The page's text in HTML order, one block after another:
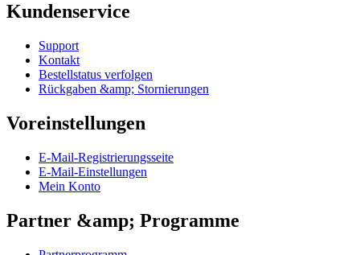
Kundenservice
Support
Kontakt
Bestellstatus verfolgen
Rückgaben &amp; Stornierungen
Voreinstellungen
E-Mail-Registrierungsseite
E-Mail-Einstellungen
Mein Konto
Partner &amp; Programme